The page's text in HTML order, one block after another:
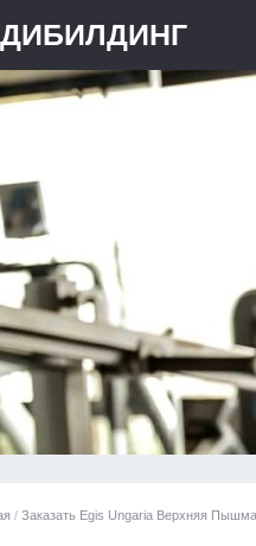
/ Заказать Egis Ungaria Верхняя Пышма